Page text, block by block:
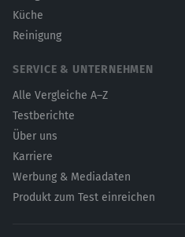
Küche
Reinigung
SERVICE & UNTERNEHMEN
Alle Vergleiche A–Z
Testberichte
Über uns
Karriere
Werbung & Mediadaten
Produkt zum Test einreichen